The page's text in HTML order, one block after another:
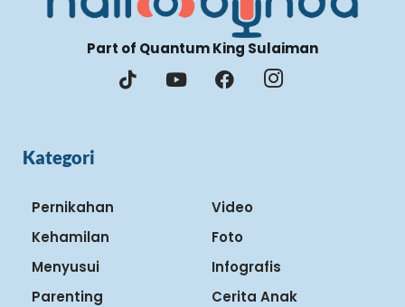
Part of Quantum King Sulaiman
Kategori
Pernikahan
Kehamilan
Menyusui
Parenting
Video
Foto
Infografis
Cerita Anak